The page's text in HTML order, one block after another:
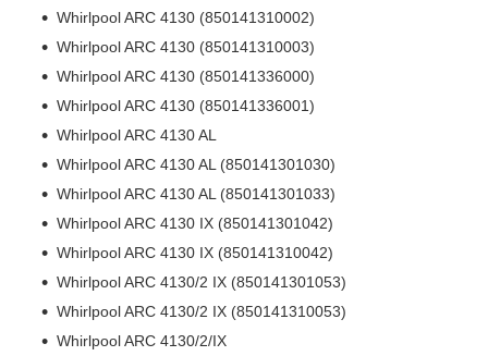
Whirlpool ARC 4130 (850141310002)
Whirlpool ARC 4130 (850141310003)
Whirlpool ARC 4130 (850141336000)
Whirlpool ARC 4130 (850141336001)
Whirlpool ARC 4130 AL
Whirlpool ARC 4130 AL (850141301030)
Whirlpool ARC 4130 AL (850141301033)
Whirlpool ARC 4130 IX (850141301042)
Whirlpool ARC 4130 IX (850141310042)
Whirlpool ARC 4130/2 IX (850141301053)
Whirlpool ARC 4130/2 IX (850141310053)
Whirlpool ARC 4130/2/IX